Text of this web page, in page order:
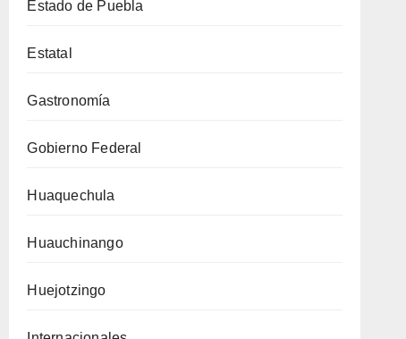
Estado de Puebla
Estatal
Gastronomía
Gobierno Federal
Huaquechula
Huauchinango
Huejotzingo